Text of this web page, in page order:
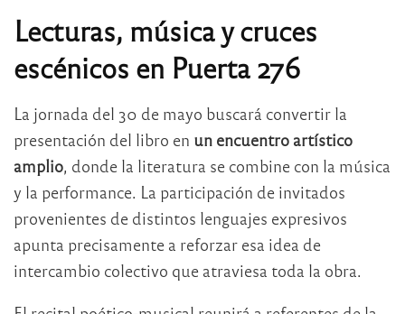
Lecturas, música y cruces
escénicos en Puerta 276
La jornada del 30 de mayo buscará convertir la
presentación del libro en un encuentro artístico
amplio , donde la literatura se combine con la música
y la performance. La participación de invitados
provenientes de distintos lenguajes expresivos
apunta precisamente a reforzar esa idea de
intercambio colectivo que atraviesa toda la obra.